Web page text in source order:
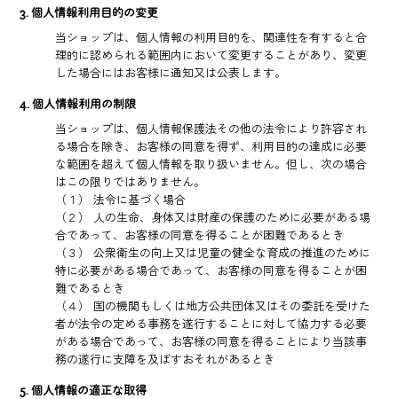
3. 個人情報利用目的の変更
当ショップは、個人情報の利用目的を、関連性を有すると合
理的に認められる範囲内において変更することがあり、変更
した場合にはお客様に通知又は公表します。
4. 個人情報利用の制限
当ショップは、個人情報保護法その他の法令により許容され
る場合を除き、お客様の同意を得ず、利用目的の達成に必要
な範囲を超えて個人情報を取り扱いません。但し、次の場合
はこの限りではありません。
（１） 法令に基づく場合
（２） 人の生命、身体又は財産の保護のために必要がある場
合であって、お客様の同意を得ることが困難であるとき
（３） 公衆衛生の向上又は児童の健全な育成の推進のために
特に必要がある場合であって、お客様の同意を得ることが困
難であるとき
（４） 国の機関もしくは地方公共団体又はその委託を受けた
者が法令の定める事務を遂行することに対して協力する必要
がある場合であって、お客様の同意を得ることにより当該事
務の遂行に支障を及ぼすおそれがあるとき
5. 個人情報の適正な取得